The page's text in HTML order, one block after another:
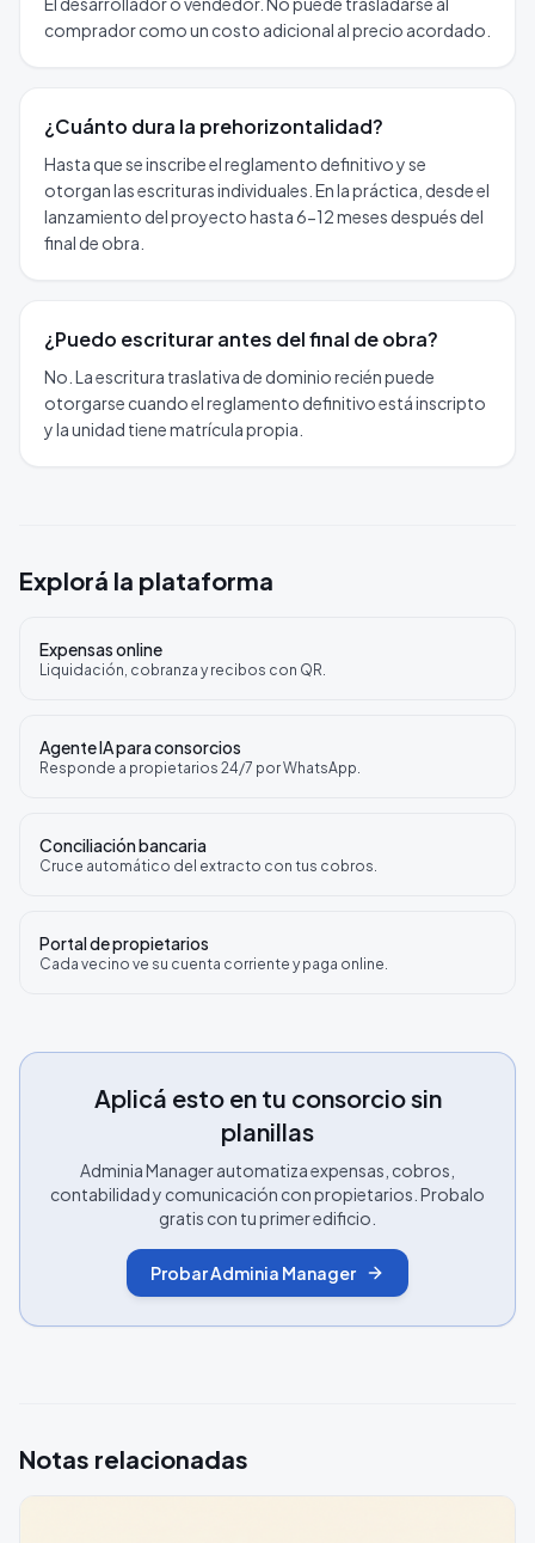
comprador como un costo adicional al precio acordado.
¿Cuánto dura la prehorizontalidad?
Hasta que se inscribe el reglamento definitivo y se
otorgan las escrituras individuales. En la práctica, desde el
lanzamiento del proyecto hasta 6-12 meses después del
final de obra.
¿Puedo escriturar antes del final de obra?
No. La escritura traslativa de dominio recién puede
otorgarse cuando el reglamento definitivo está inscripto
y la unidad tiene matrícula propia.
Explorá la plataforma
Expensas online
Liquidación, cobranza y recibos con QR.
Agente IA para consorcios
Responde a propietarios 24/7 por WhatsApp.
Conciliación bancaria
Cruce automático del extracto con tus cobros.
Portal de propietarios
Cada vecino ve su cuenta corriente y paga online.
Aplicá esto en tu consorcio sin
planillas
Adminia Manager automatiza expensas, cobros,
contabilidad y comunicación con propietarios. Probalo
gratis con tu primer edificio.
Probar Adminia Manager
Notas relacionadas